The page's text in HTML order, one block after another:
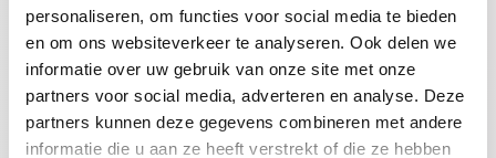
personaliseren, om functies voor social media te bieden
en om ons websiteverkeer te analyseren. Ook delen we
informatie over uw gebruik van onze site met onze
partners voor social media, adverteren en analyse. Deze
partners kunnen deze gegevens combineren met andere
informatie die u aan ze heeft verstrekt of die ze hebben
45,00